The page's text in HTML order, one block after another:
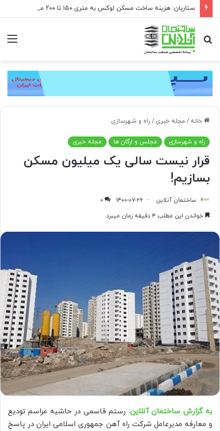
جستجو
برای
خانه / مجله خبری / راه و شهرسازی
راه و شهرسازی مجلس و ارگان ها مجله خبری
قرار نیست سالی یک میلیون مسکن
بسازیم!
ساختمان آنلاین ۱۴۰۰-۰۷-۲۶
۰
خواندن این مطلب ۴ دقیقه زمان میبرد
به گزارش ساختمان آنلاین: رستم قاسمی در حاشیه مراسم تودیع
و معارفه مدیرعامل شرکت راه آهن جمهوری اسلامی ایران در پاسخ